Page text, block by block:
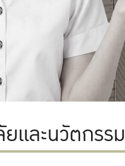
ยและนวัตกรรม